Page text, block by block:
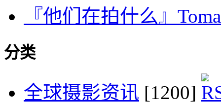
『他们在拍什么』
分类
全球摄影资讯 [1200]